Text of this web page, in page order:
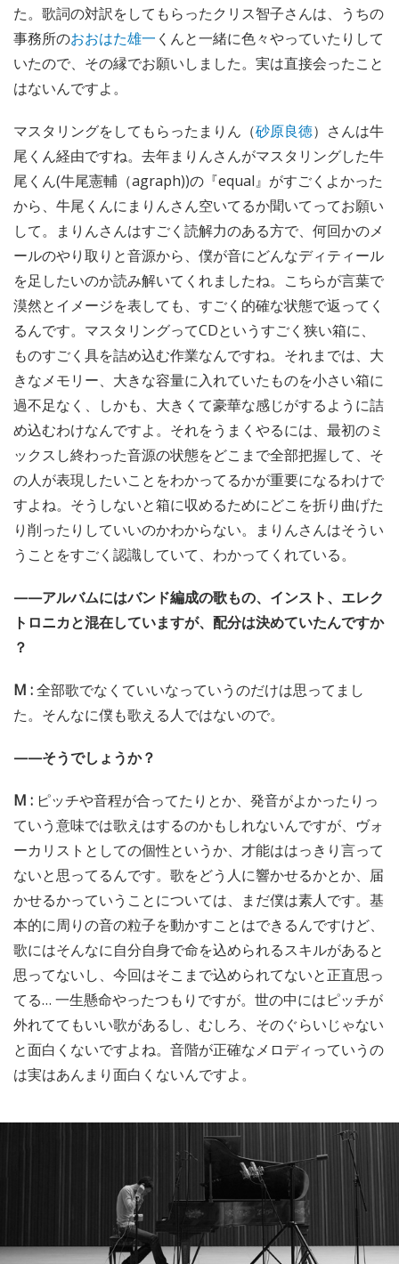
た。歌詞の対訳をしてもらったクリス智子さんは、うちの
事務所のおおはた雄一 くんと一緒に色々やっていたりして
いたので、その縁でお願いしました。実は直接会ったこと
はないんですよ。
マスタリングをしてもらったまりん（砂原良徳）さんは牛
尾くん経由ですね。去年まりんさんがマスタリングした牛
尾くん(牛尾憲輔（agraph))の『equal』がすごくよかった
から、牛尾くんにまりんさん空いてるか聞いてってお願い
して。まりんさんはすごく読解力のある方で、何回かのメ
ールのやり取りと音源から、僕が音にどんなディティール
を足したいのか読み解いてくれましたね。こちらが言葉で
漠然とイメージを表しても、すごく的確な状態で返ってく
るんです。マスタリングってCDというすごく狭い箱に、
ものすごく具を詰め込む作業なんですね。それまでは、大
きなメモリー、大きな容量に入れていたものを小さい箱に
過不足なく、しかも、大きくて豪華な感じがするように詰
め込むわけなんですよ。それをうまくやるには、最初のミ
ックスし終わった音源の状態をどこまで全部把握して、そ
の人が表現したいことをわかってるかが重要になるわけで
すよね。そうしないと箱に収めるためにどこを折り曲げた
り削ったりしていいのかわからない。まりんさんはそうい
うことをすごく認識していて、わかってくれている。
——アルバムにはバンド編成の歌もの、インスト、エレク
トロニカと混在していますが、配分は決めていたんですか
？
M :全部歌でなくていいなっていうのだけは思ってまし
た。そんなに僕も歌える人ではないので。
——そうでしょうか？
M : ピッチや音程が合ってたりとか、発音がよかったりっ
ていう意味では歌えはするのかもしれないんですが、ヴォ
ーカリストとしての個性というか、才能ははっきり言って
ないと思ってるんです。歌をどう人に響かせるかとか、届
かせるかっていうことについては、まだ僕は素人です。基
本的に周りの音の粒子を動かすことはできるんですけど、
歌にはそんなに自分自身で命を込められるスキルがあると
思ってないし、今回はそこまで込められてないと正直思っ
てる… 一生懸命やったつもりですが。世の中にはピッチが
外れててもいい歌があるし、むしろ、そのぐらいじゃない
と面白くないですよね。音階が正確なメロディっていうの
は実はあんまり面白くないんですよ。